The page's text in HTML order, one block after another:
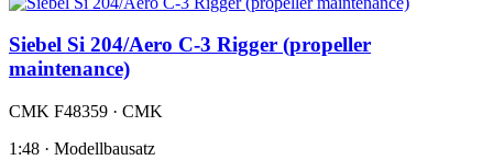
Siebel Si 204/Aero C-3 Rigger (propeller
maintenance)
CMK F48359 · CMK
1:48 · Modellbausatz